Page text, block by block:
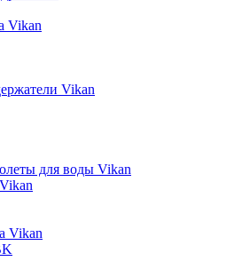
Vikan
Vikan
для воды Vikan
Vikan